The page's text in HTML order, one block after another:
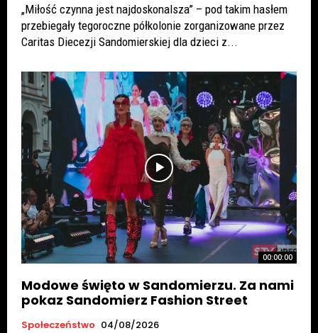
„Miłość czynna jest najdoskonalsza” – pod takim hasłem
przebiegały tegoroczne półkolonie zorganizowane przez
Caritas Diecezji Sandomierskiej dla dzieci z...
00:00:00
Modowe święto w Sandomierzu. Za nami
pokaz Sandomierz Fashion Street
Społeczeństwo 04/08/2026